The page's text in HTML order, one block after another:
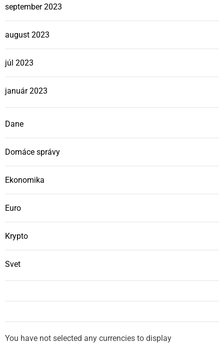
september 2023
august 2023
júl 2023
január 2023
Dane
Domáce správy
Ekonomika
Euro
Krypto
Svet
You have not selected any currencies to display